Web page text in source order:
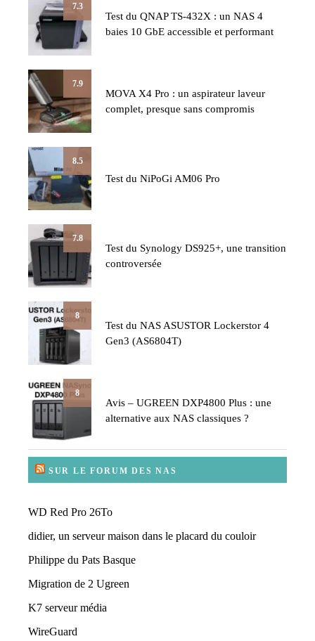
7.3
Test du QNAP TS-432X : un NAS 4
baies 10 GbE accessible et performant
7.9
MOVA X4 Pro : un aspirateur laveur
complet, presque sans compromis
8.5
Test du NiPoGi AM06 Pro
7.8
Test du Synology DS925+, une transition
controversée
8
Test du NAS ASUSTOR Lockerstor 4
Gen3 (AS6804T)
8
Avis – UGREEN DXP4800 Plus : une
alternative aux NAS classiques ?
SUR LE FORUM DES NAS
WD Red Pro 26To
didier, un serveur maison dans le placard du couloir
Philippe du Pats Basque
Migration de 2 Ugreen
K7 serveur média
WireGuard